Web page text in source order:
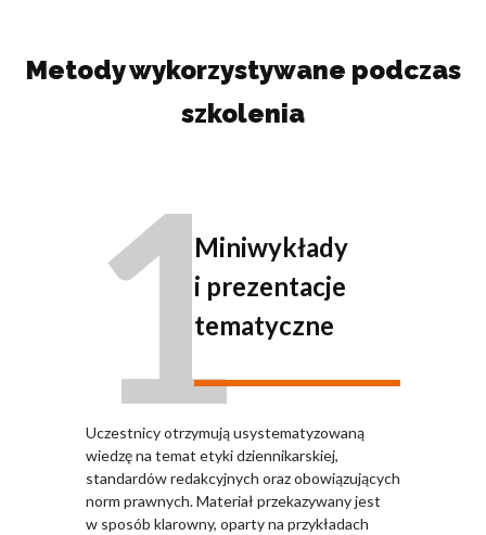
Metody wykorzystywane podczas
szkolenia
1Miniwykłady
i prezentacje
tematyczne
Uczestnicy otrzymują usystematyzowaną
wiedzę na temat etyki dziennikarskiej,
standardów redakcyjnych oraz obowiązujących
norm prawnych. Materiał przekazywany jest
w sposób klarowny, oparty na przykładach